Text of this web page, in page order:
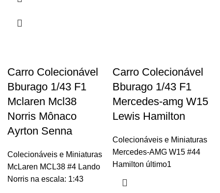
Carro Colecionável
Bburago 1/43 F1
Mclaren Mcl38
Norris Mônaco
Ayrton Senna
Colecionáveis e Miniaturas
McLaren MCL38 #4 Lando
Norris na escala: 1:43
Carro Colecionável
Bburago 1/43 F1
Mercedes-amg W15
Lewis Hamilton
Colecionáveis e Miniaturas
Mercedes-AMG W15 #44
Hamilton último1